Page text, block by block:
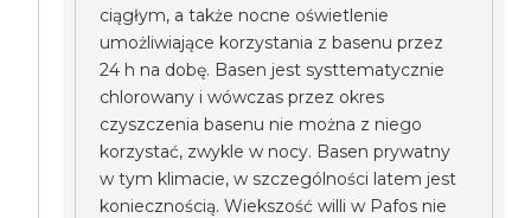
ciągłym, a także nocne oświetlenie
umożliwiające korzystania z basenu przez
24 h na dobę. Basen jest systtematycznie
chlorowany i wówczas przez okres
czyszczenia basenu nie można z niego
korzystać, zwykle w nocy. Basen prywatny
w tym klimacie, w szczególności latem jest
koniecznością. Wiekszość willi w Pafos nie